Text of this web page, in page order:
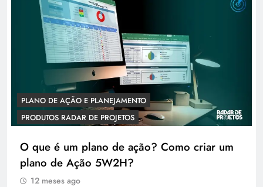
PLANO DE AÇÃO E PLANEJAMENTO
PRODUTOS RADAR DE PROJETOS
O que é um plano de ação? Como criar um
plano de Ação 5W2H?
12 meses ago